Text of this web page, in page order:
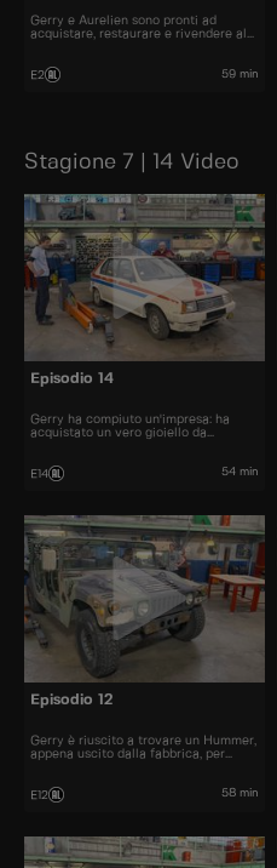
Gerry e Aurelien sono pronti ad
acquistare, restaurare e rivendere al
E2 59 min
Stagione 7 | 14 Video
Episodio 14
Gerry ha compiuto un'impresa: ha
acquistato un vero gioiello da
E14 54 min
Episodio 12
Gerry è riuscito a trovare un Hummer,
appena uscito dalla fabbrica, per
E12 58 min